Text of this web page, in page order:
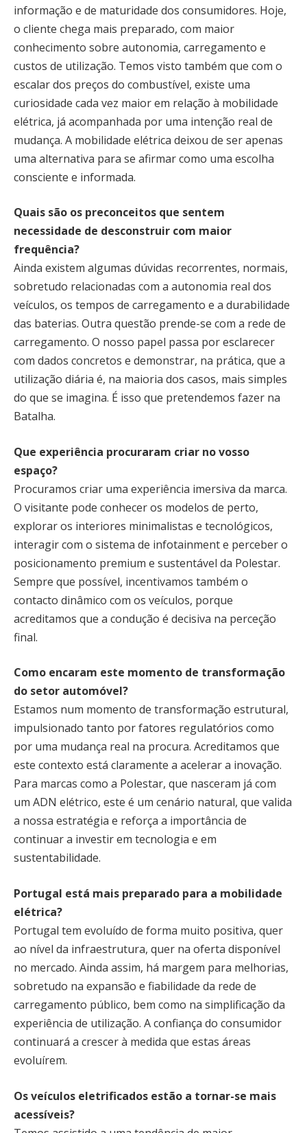
informação e de maturidade dos consumidores. Hoje,
o cliente chega mais preparado, com maior
conhecimento sobre autonomia, carregamento e
custos de utilização. Temos visto também que com o
escalar dos preços do combustível, existe uma
curiosidade cada vez maior em relação à mobilidade
elétrica, já acompanhada por uma intenção real de
mudança. A mobilidade elétrica deixou de ser apenas
uma alternativa para se afirmar como uma escolha
consciente e informada.
Quais são os preconceitos que sentem
necessidade de desconstruir com maior
frequência?
Ainda existem algumas dúvidas recorrentes, normais,
sobretudo relacionadas com a autonomia real dos
veículos, os tempos de carregamento e a durabilidade
das baterias. Outra questão prende-se com a rede de
carregamento. O nosso papel passa por esclarecer
com dados concretos e demonstrar, na prática, que a
utilização diária é, na maioria dos casos, mais simples
do que se imagina. É isso que pretendemos fazer na
Batalha.
Que experiência procuraram criar no vosso
espaço?
Procuramos criar uma experiência imersiva da marca.
O visitante pode conhecer os modelos de perto,
explorar os interiores minimalistas e tecnológicos,
interagir com o sistema de infotainment e perceber o
posicionamento premium e sustentável da Polestar.
Sempre que possível, incentivamos também o
contacto dinâmico com os veículos, porque
acreditamos que a condução é decisiva na perceção
final.
Como encaram este momento de transformação
do setor automóvel?
Estamos num momento de transformação estrutural,
impulsionado tanto por fatores regulatórios como
por uma mudança real na procura. Acreditamos que
este contexto está claramente a acelerar a inovação.
Para marcas como a Polestar, que nasceram já com
um ADN elétrico, este é um cenário natural, que valida
a nossa estratégia e reforça a importância de
continuar a investir em tecnologia e em
sustentabilidade.
Portugal está mais preparado para a mobilidade
elétrica?
Portugal tem evoluído de forma muito positiva, quer
ao nível da infraestrutura, quer na oferta disponível
no mercado. Ainda assim, há margem para melhorias,
sobretudo na expansão e fiabilidade da rede de
carregamento público, bem como na simplificação da
experiência de utilização. A confiança do consumidor
continuará a crescer à medida que estas áreas
evoluírem.
Os veículos eletrificados estão a tornar-se mais
acessíveis?